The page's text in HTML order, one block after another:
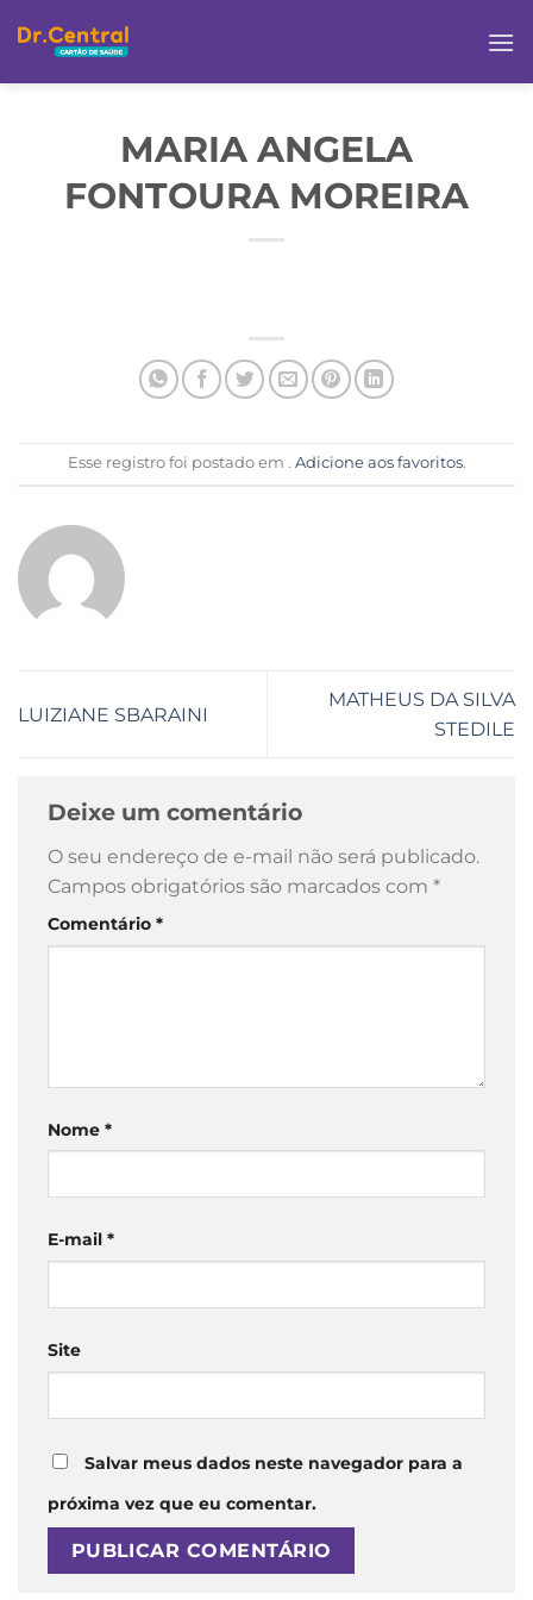
MARIA ANGELA
FONTOURA MOREIRA
Esse registro foi postado em . Adicione aos favoritos.
LUIZIANE SBARAINI
MATHEUS DA SILVA
STEDILE
Deixe um comentário
O seu endereço de e-mail não será publicado.
Campos obrigatórios são marcados com *
Comentário *
Nome *
E-mail *
Site
Salvar meus dados neste navegador para a
próxima vez que eu comentar.